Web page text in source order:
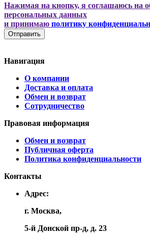
Нажимая на кнопку, я соглашаюсь на
персональных данных
и принимаю политику
Отправить
Навигация
О компании
Доставка и оплата
Обмен и возврат
Сотрудничество
Правовая информация
Обмен и возврат
Публичная оферта
Политика конфиденциальности
Контакты
Адрес:
г. Москва,
5-й Донской пр-д, д. 23